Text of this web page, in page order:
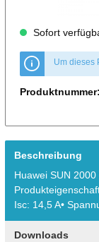
Sofort
Um dieses
Produktnummer:
Beschreibung
Huawei SUN
Isc: 14,5 A•
Downloads